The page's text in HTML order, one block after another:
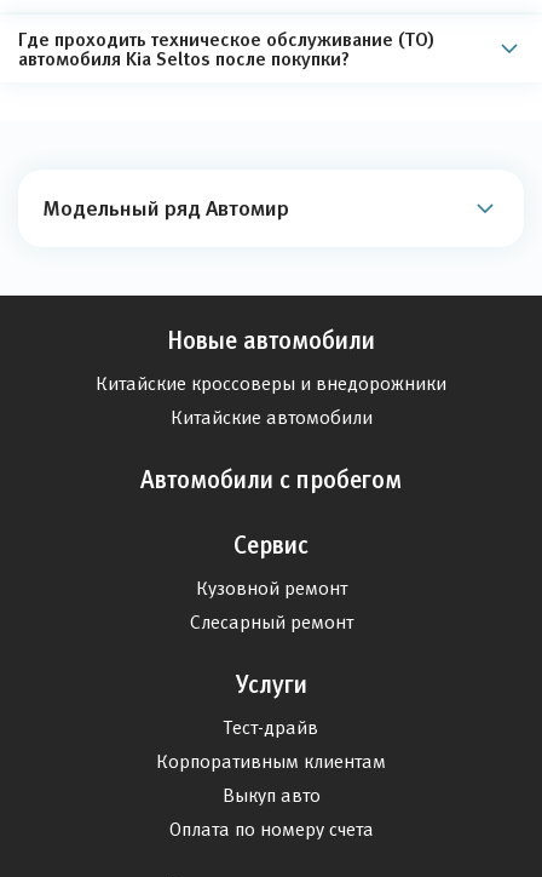
Где проходить техническое обслуживание (ТО)
автомобиля Kia Seltos после покупки?
Модельный ряд Автомир
Новые автомобили
Китайские кроссоверы и внедорожники
Китайские автомобили
Автомобили с пробегом
Сервис
Кузовной ремонт
Слесарный ремонт
Услуги
Тест-драйв
Корпоративным клиентам
Выкуп авто
Оплата по номеру счета